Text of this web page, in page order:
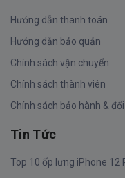
Hướng dẫn thanh toán
Hướng dẫn bảo quản
Chính sách vận chuyển
Chính sách thành viên
Chính sách bảo hành &
Tin Tức
Top 10 ốp lưng iPhone 12